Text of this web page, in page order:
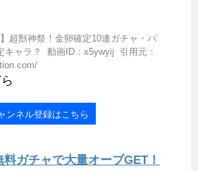
超獣神祭！金卵確定10連ガチャ・パ
キャラ？ 動画ID：x5ywyij 引用元：
ンネル登録はこちら
料ガチャで大量オーブGET！